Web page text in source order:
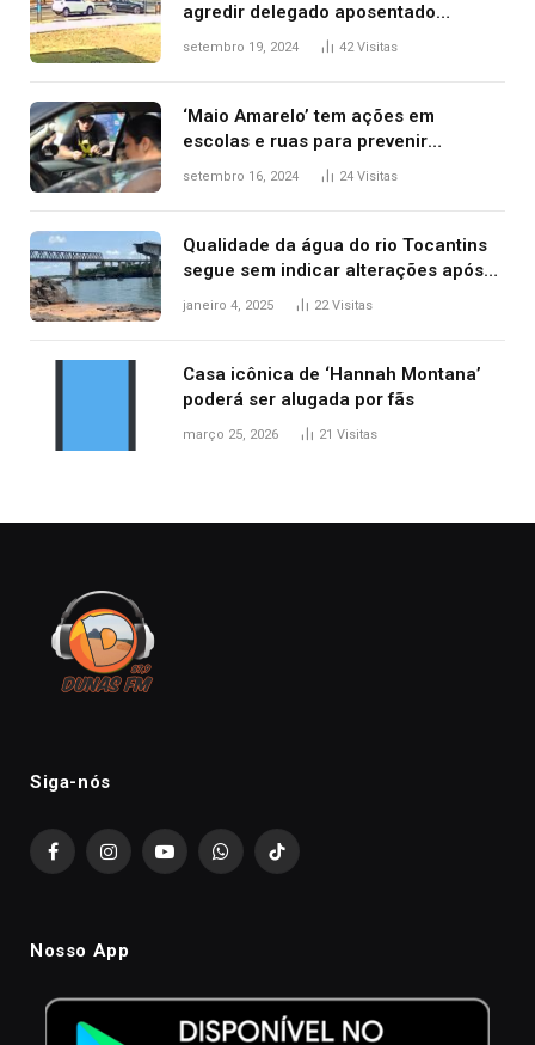
agredir delegado aposentado
durante confusão no trânsito
setembro 19, 2024 42Visitas
‘Maio Amarelo’ tem ações em
escolas e ruas para prevenir
acidentes no trânsito no AP
setembro 16, 2024 24 Visitas
Qualidade da água do rio Tocantins
segue sem indicar alterações após
desabamento da ponte entre MA e
janeiro 4, 2025 22Visitas
Casa icônica de ‘Hannah Montana’
poderá ser alugada por fãs
março 25, 2026 21 Visitas
Siga-nós
FacebookInstagramYouTubeWhatsAppTikTok
Nosso App